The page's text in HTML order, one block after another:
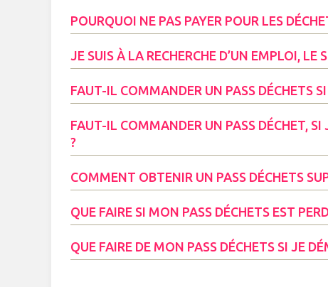
POURQUOI NE PAS PAYER POUR LES
JE SUIS À LA RECHERCHE D’UN EMPLOI, LE
FAUT-IL COMMANDER UN PASS DÉCHETS
FAUT-IL COMMANDER UN PASS DÉCHET, SI
?
COMMENT OBTENIR UN PASS DÉCHETS
QUE FAIRE SI MON PASS DÉCHETS EST
QUE FAIRE DE MON PASS DÉCHETS SI JE